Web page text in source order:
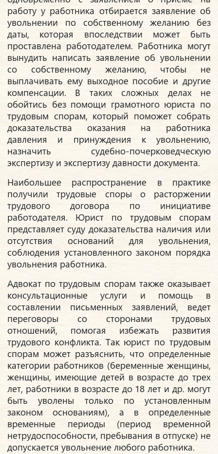
работу у работника отбирается заявление об
увольнении по собственному желанию без
даты, которая впоследствии может быть
проставлена работодателем. Работника могут
вынудить написать заявление об увольнении
со собственному желанию, чтобы не
выплачивать ему выходное пособие и другие
компенсации. В таких сложных делах не
обойтись без помощи грамотного юриста по
трудовым спорам, который поможет собрать
доказательства оказания на работника
давления и принуждения к увольнению,
назначить судебно-почерковедческую
экспертизу и экспертизу давности документа.
Наибольшее распространение в практике
получили трудовые споры о расторжении
трудового договора по инициативе
работодателя. Юрист по трудовым спорам
представляет суду доказательства наличия или
отсутствия оснований для увольнения,
соблюдения установленного законом порядка
увольнения работника.
Адвокат по трудовым спорам также оказывает
консультационные услуги и помощь в
составлении письменных заявлений, ведет
переговоры со сторонами трудовых
отношений, помогая избежать развития
трудового конфликта. Так юрист по трудовым
спорам может разъяснить, что определенные
категории работников (беременные женщины,
женщины, имеющие детей в возрасте до трех
лет, работники в возрасте до 18 лет и др. могут
быть уволены только по установленным
законом основаниям), а в определенные
временные периоды (период временной
нетрудоспособности, пребывания в отпуске) не
допускается увольнение любого работника.